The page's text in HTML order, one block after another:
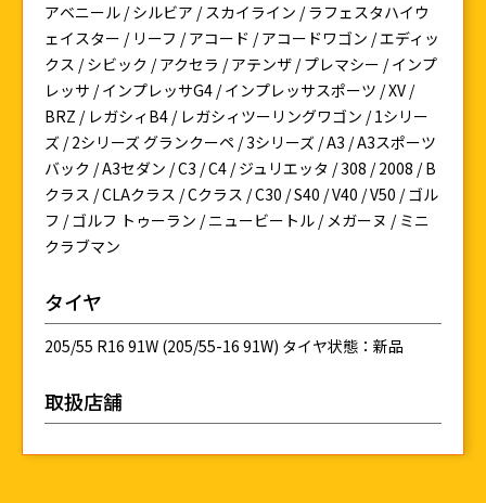
アベニール / シルビア / スカイライン / ラフェスタハイウ
ェイスター / リーフ / アコード / アコードワゴン / エディッ
クス / シビック / アクセラ / アテンザ / プレマシー / インプ
レッサ / インプレッサG4 / インプレッサスポーツ / XV /
BRZ / レガシィB4 / レガシィツーリングワゴン / 1シリー
ズ / 2シリーズ グランクーペ / 3シリーズ / A3 / A3スポーツ
バック / A3セダン / C3 / C4 / ジュリエッタ / 308 / 2008 / B
クラス / CLAクラス / Cクラス / C30 / S40 / V40 / V50 / ゴル
フ / ゴルフ トゥーラン / ニュービートル / メガーヌ / ミニ
クラブマン
タイヤ
205/55 R16 91W (205/55-16 91W) タイヤ状態：新品
取扱店舗